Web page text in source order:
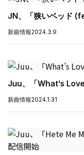
JN、「狭いベッド
新曲情報2024.3.9
Juu、「What’s
新曲情報2024.1.31